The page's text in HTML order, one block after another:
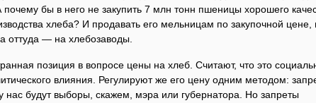
бы в него не закупить 7 млн тонн пшеницы хорошего
хлеба? И продавать его мельницам по закупочной
оттуда — на хлебозаводы.
позиция в вопросе цены на хлеб. Считают, что это
влияния. Регулируют же его цену одним методом:
нас будут выборы, скажем, мэра или губернатора. Но запреты